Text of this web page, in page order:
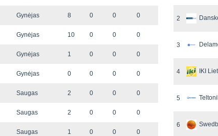
Gynėjas 8 0 0 0
Gynėjas 10 0 0 0
Gynėjas 1 0 0 0
Gynėjas 0 0 0 0
Saugas 2 0 0 0
Saugas 2 0 0 0
Saugas 1 0 0 0
2
3
4 IKI
5
6